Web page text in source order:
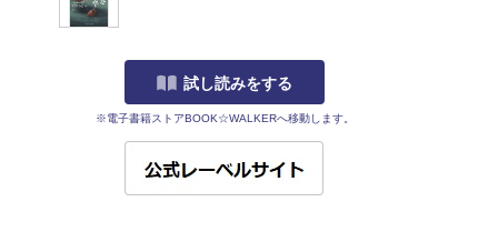
試し読みをする
※電子書籍ストアBOOK☆WALKERへ移動します。